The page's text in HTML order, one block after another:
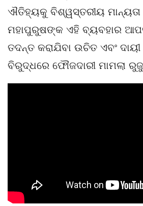
ଐତିହ୍ୟକୁ ବିଶ୍ୱସ୍ତରୀୟ ମାନ୍ୟତା
ମହାପୁରୁଷଙ୍କ ଏହି ବ୍ୟବହାର
ତଦନ୍ତ କରାଯିବା ଉଚିତ ଏବଂ
ବିରୁଦ୍ଧରେ ଫୌଜଦାରୀ ମାମଲା